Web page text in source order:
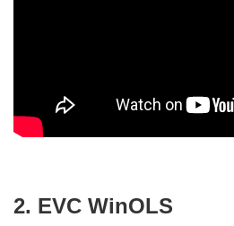
2. EVC WinOLS